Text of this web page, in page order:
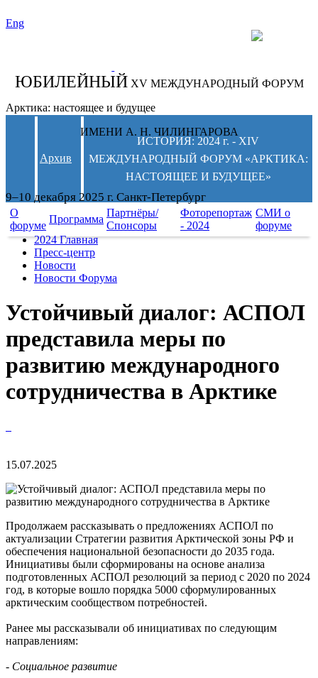
Eng
ЮБИЛЕЙНЫЙ XV МЕЖДУНАРОДНЫЙ ФОРУМ
Арктика: настоящее и будущее
ИМЕНИ А. Н. ЧИЛИНГАРОВА
9–10 декабря 2025 г. Санкт-Петербург
Архив
ИСТОРИЯ: 2024 г. - XIV
МЕЖДУНАРОДНЫЙ ФОРУМ «АРКТИКА:
НАСТОЯЩЕЕ И БУДУЩЕЕ»
О
форуме
Программа
Партнёры/
Спонсоры
Фоторепортаж
- 2024
СМИ о
форуме
2024 Главная
Пресс-центр
Новости
Новости Форума
Устойчивый диалог: АСПОЛ
представила меры по
развитию международного
сотрудничества в Арктике
15.07.2025
Продолжаем рассказывать о предложениях АСПОЛ по
актуализации Стратегии развития Арктической зоны РФ и
обеспечения национальной безопасности до 2035 года.
Инициативы были сформированы на основе анализа
подготовленных АСПОЛ резолюций за период с 2020 по 2024
год, в которые вошло порядка 5000 сформулированных
арктическим сообществом потребностей.
Ранее мы рассказывали об инициативах по следующим
направлениям:
- Социальное развитие